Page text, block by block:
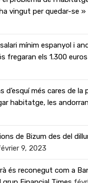
vingut per quedar-se »
mínim espanyol i
fregaran els 1.300 euros
d’esquí més cares de la
habitatge, les
de Bizum des del
9, 2023
és reconegut com a